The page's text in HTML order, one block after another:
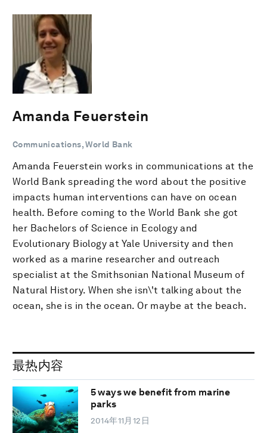
Amanda Feuerstein
Communications, World Bank
Amanda Feuerstein works in communications at the
World Bank spreading the word about the positive
impacts human interventions can have on ocean
health. Before coming to the World Bank she got
her Bachelors of Science in Ecology and
Evolutionary Biology at Yale University and then
worked as a marine researcher and outreach
specialist at the Smithsonian National Museum of
Natural History. When she isn\'t talking about the
ocean, she is in the ocean. Or maybe at the beach.
最热内容
5 ways we benefit from marine
parks
2014年11月12日